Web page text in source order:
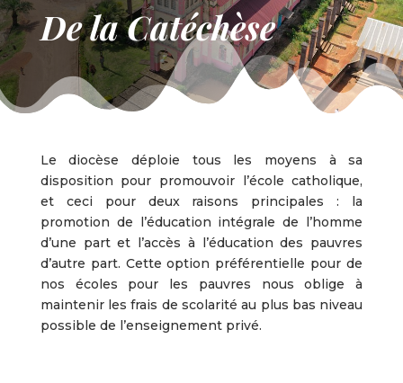
De la Catéchèse
Le diocèse déploie tous les moyens à sa
disposition pour promouvoir l’école catholique,
et ceci pour deux raisons principales : la
promotion de l’éducation intégrale de l’homme
d’une part et l’accès à l’éducation des pauvres
d’autre part. Cette option préférentielle pour de
nos écoles pour les pauvres nous oblige à
maintenir les frais de scolarité au plus bas niveau
possible de l’enseignement privé.